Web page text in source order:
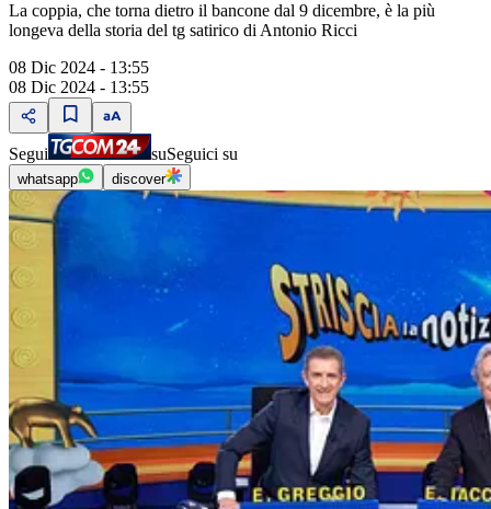
La coppia, che torna dietro il bancone dal 9 dicembre, è la più
longeva della storia del tg satirico di Antonio Ricci
08 Dic 2024 - 13:55
08 Dic 2024 - 13:55
Segui suSeguici su
whatsapp discover